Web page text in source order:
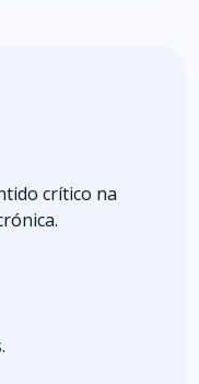
crítico na